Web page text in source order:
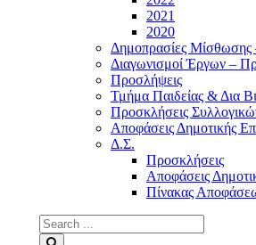
2021
2020
Δημοπρασίες
Διαγωνισμοί Έργων –
Προσλήψεις
Τμήμα Παιδείας & Δια
Προσκλήσεις
Αποφάσεις Δημοτικής
Δ.Σ.
Προσκλήσεις
Αποφάσεις
Πίνακας
Search
for: